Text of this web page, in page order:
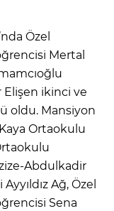
Özel
Mertal
ikinci ve
oldu. Mansiyon
Ortaokulu
Abdulkadir
Ağ, Özel
Sena